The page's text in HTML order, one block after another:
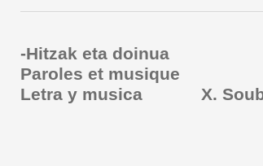
ETXEA
-Hitzak eta doinua
Paroles et musique
Letra y musica X.